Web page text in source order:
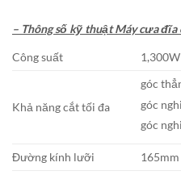
– Thông số kỹ thuật Máy cưa
Công suất 1,300W
Khả năng cắt tối đa
góc
góc
góc
Đường kính lưỡi